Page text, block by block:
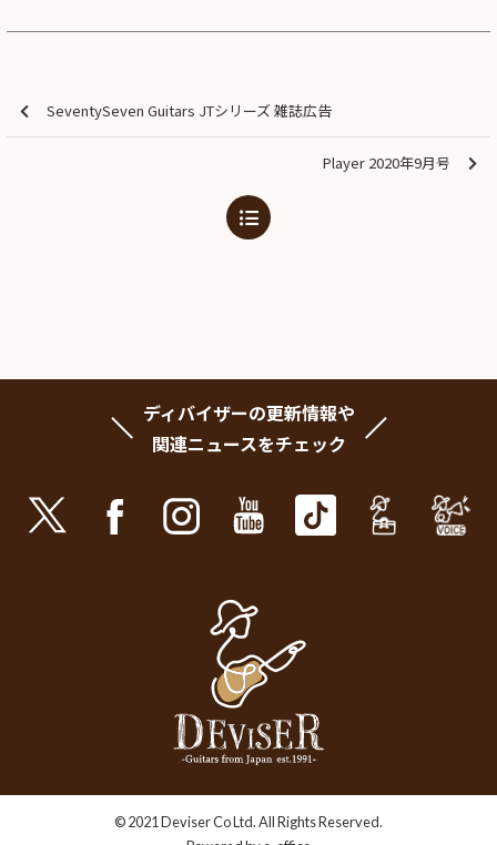
SeventySeven Guitars JTシリーズ 雑誌広告
Player 2020年9月号
ディバイザーの更新情報や
関連ニュースをチェック
© 2021 Deviser Co Ltd. All Rights Reserved.